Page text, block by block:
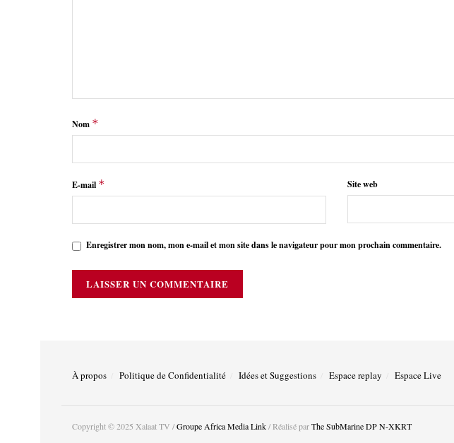
Nom *
E-mail * Site web
Enregistrer mon nom, mon e-mail et mon site dans le navigateur pour mon prochain commentaire.
À propos Politique de Confidentialité Idées et Suggestions Espace replay Espace Live
Copyright © 2025 Xalaat TV /Groupe Africa Media Link/ Réalisé parThe SubMarine DP N-XKRT